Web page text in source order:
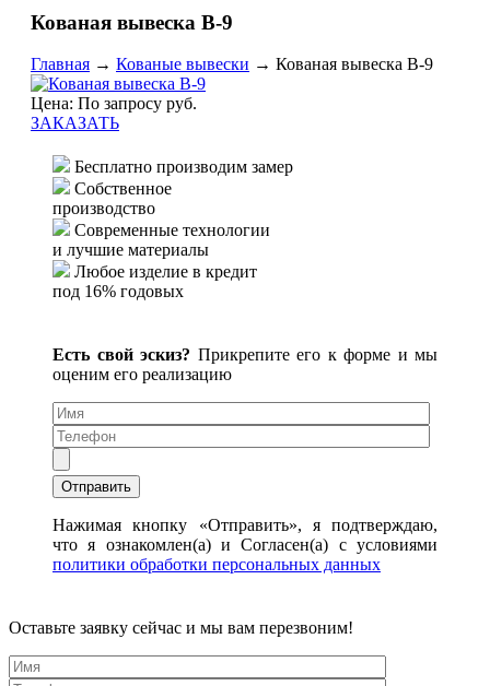
Кованая вывеска В-9
Главная → Кованые вывески → Кованая вывеска В-9
Цена: По запросу руб.
ЗАКАЗАТЬ
Бесплатно производим замер
Собственное
производство
Современные технологии
и лучшие материалы
Любое изделие в кредит
под 16% годовых
Есть свой эскиз? Прикрепите его к форме и мы
оценим его реализацию
Нажимая кнопку «Отправить», я подтверждаю,
что я ознакомлен(а) и Согласен(а) с условиями
политики обработки персональных данных
Оставьте заявку сейчас и мы вам перезвоним!